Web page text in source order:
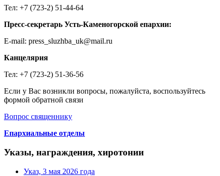
Тел: +7 (723-2) 51-44-64
Пресс-секретарь Усть-Каменогорской епархии:
E-mail: press_sluzhba_uk@mail.ru
Канцелярия
Тел: +7 (723-2) 51-36-56
Если у Вас возникли вопросы, пожалуйста, воспользуйтесь
формой обратной связи
Вопрос священнику
Епархиальные отделы
Указы, награждения, хиротонии
Указ, 3 мая 2026 года